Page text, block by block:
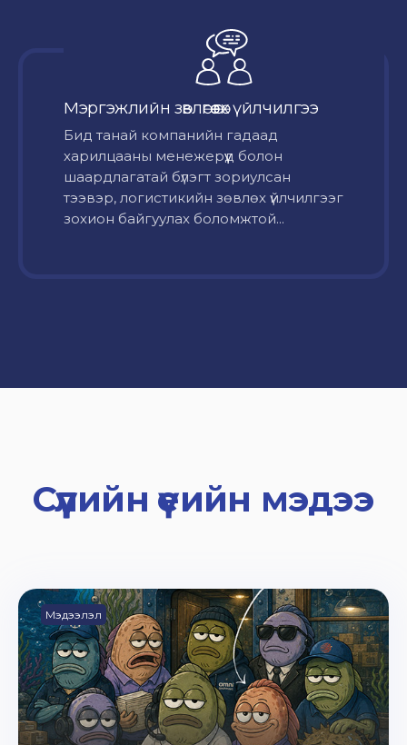
Мэргэжлийн зөвлөгөө өгөх үйлчилгээ
Бид танай компанийн гадаад
харилцааны менежерүүд болон
шаардлагатай бүлэгт зориулсан
тээвэр, логистикийн зөвлөх үйлчилгээг
зохион байгуулах боломжтой...
Сүүлийн үеийн мэдээ
Мэдээлэл